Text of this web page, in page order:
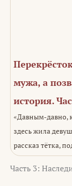
мужа, а
история.
«Давным-давно,
здесь жила
рассказ тётка,
Часть 3: